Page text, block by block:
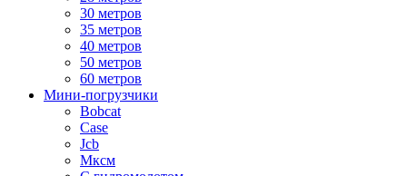
30 метров
35 метров
40 метров
50 метров
60 метров
Мини-погрузчики
Bobcat
Case
Jcb
Мксм